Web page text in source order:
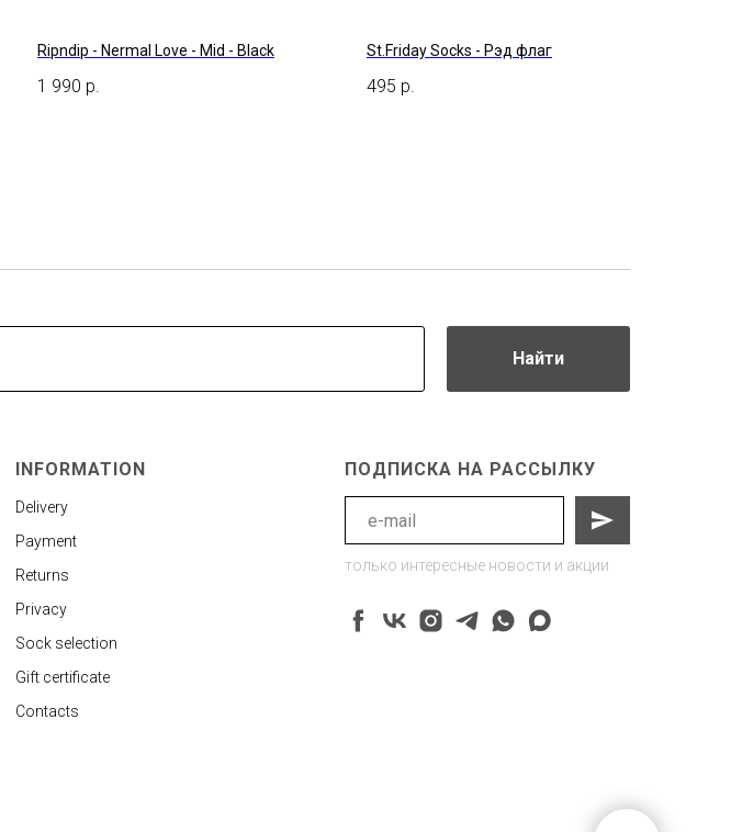
Ripndip - Nermal Love - Mid - Black
1 990 р.
St.Friday Socks - Рэд флаг
495 р.
Найти
INFORMATION
Delivery
Payment
Returns
Privacy
Sock selection
Gift certificate
Contacts
ПОДПИСКА НА РАССЫЛКУ
только интересные новости и акции